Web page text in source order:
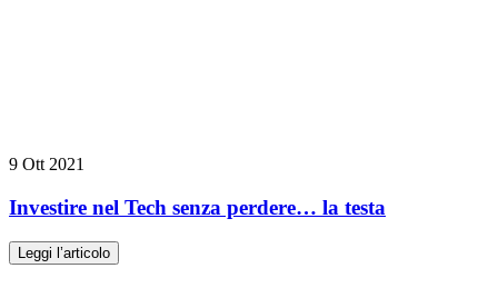
9 Ott 2021
Investire nel Tech senza perdere… la testa
Leggi l’articolo